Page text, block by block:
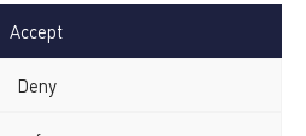
Accept
Deny